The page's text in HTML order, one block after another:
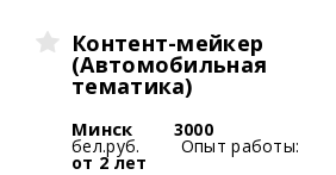
Контент-мейкер
(Автомобильная
тематика)
Минск 3000
бел.руб. Опыт работы:
от 2 лет